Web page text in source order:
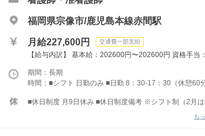
福岡県宗像市/鹿児島本線赤間駅
月給227,600円 交通費一部支給
【給与内訳】 基本給：202600円〜202600円 資格手
期間：長期
時間：■シフト 日勤のみ ■日勤 8：30-17：30（休憩60分
■休日制度 月9日休み ■休日制度備考 ※シフト制（2月
も